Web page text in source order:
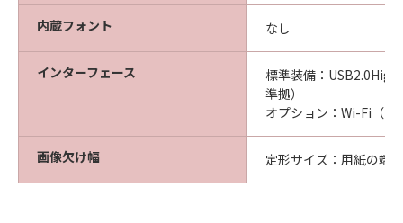
内蔵フォント なし
インターフェース
標準装備：
準拠）
オプション：Wi-Fi（
画像欠け幅 定形サイズ：用紙の端